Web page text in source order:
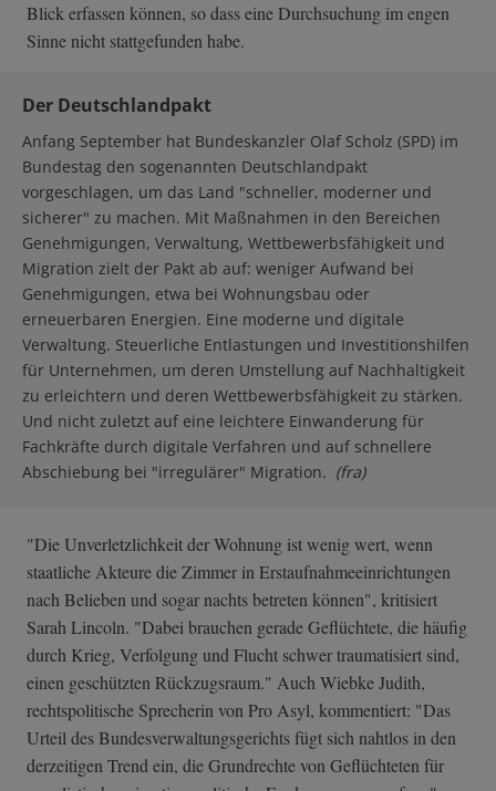
Blick erfassen können, so dass eine Durchsuchung im engen
Sinne nicht stattgefunden habe.
Der Deutschlandpakt
Anfang September hat Bundeskanzler Olaf Scholz (SPD) im
Bundestag den sogenannten Deutschlandpakt
vorgeschlagen, um das Land "schneller, moderner und
sicherer" zu machen. Mit Maßnahmen in den Bereichen
Genehmigungen, Verwaltung, Wettbewerbsfähigkeit und
Migration zielt der Pakt ab auf: weniger Aufwand bei
Genehmigungen, etwa bei Wohnungsbau oder
erneuerbaren Energien. Eine moderne und digitale
Verwaltung. Steuerliche Entlastungen und Investitionshilfen
für Unternehmen, um deren Umstellung auf Nachhaltigkeit
zu erleichtern und deren Wettbewerbsfähigkeit zu stärken.
Und nicht zuletzt auf eine leichtere Einwanderung für
Fachkräfte durch digitale Verfahren und auf schnellere
Abschiebung bei "irregulärer" Migration. (fra)
"Die Unverletzlichkeit der Wohnung ist wenig wert, wenn
staatliche Akteure die Zimmer in Erstaufnahmeeinrichtungen
nach Belieben und sogar nachts betreten können", kritisiert
Sarah Lincoln. "Dabei brauchen gerade Geflüchtete, die häufig
durch Krieg, Verfolgung und Flucht schwer traumatisiert sind,
einen geschützten Rückzugsraum." Auch Wiebke Judith,
rechtspolitische Sprecherin von Pro Asyl, kommentiert: "Das
Urteil des Bundesverwaltungsgerichts fügt sich nahtlos in den
derzeitigen Trend ein, die Grundrechte von Geflüchteten für